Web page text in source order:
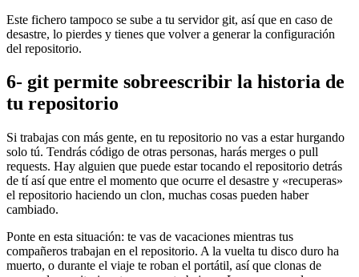
Este fichero tampoco se sube a tu servidor git, así que en caso de
desastre, lo pierdes y tienes que volver a generar la configuración
del repositorio.
6- git permite sobreescribir la historia de
tu repositorio
Si trabajas con más gente, en tu repositorio no vas a estar hurgando
solo tú. Tendrás código de otras personas, harás merges o pull
requests. Hay alguien que puede estar tocando el repositorio detrás
de tí así que entre el momento que ocurre el desastre y «recuperas»
el repositorio haciendo un clon, muchas cosas pueden haber
cambiado.
Ponte en esta situación: te vas de vacaciones mientras tus
compañeros trabajan en el repositorio. A la vuelta tu disco duro ha
muerto, o durante el viaje te roban el portátil, así que clonas de